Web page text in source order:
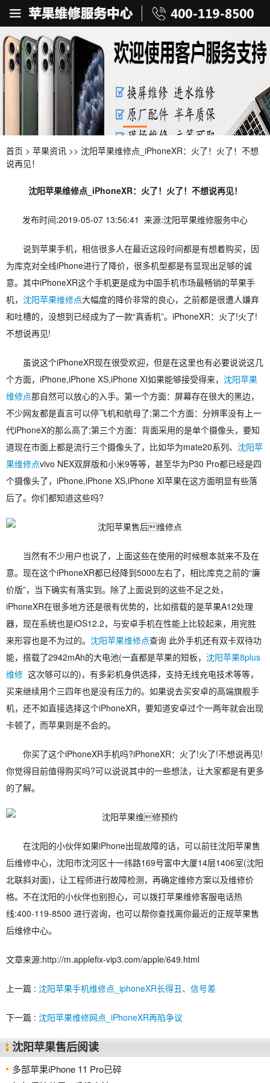
首页 > 苹果资讯 >> 沈阳苹果维修点_iPhoneXR：火了！火了！不想
说再见！
沈阳苹果维修点_iPhoneXR：火了！火了！不想说再见！
发布时间:2019-05-07 13:56:41 来源:沈阳苹果维修服务中心
说到苹果手机，相信很多人在最近这段时间都是有想着购买，因
为库克对全线iPhone进行了降价，很多机型都是有显现出足够的诚
意。其中iPhoneXR这个手机更是成为中国手机市场最畅销的苹果手
机， 沈阳苹果维修点大幅度的降价非常的良心，之前都是很遭人嫌弃
和吐槽的，没想到已经成为了一款“真香机”。iPhoneXR：火了!火了!
不想说再见!
虽说这个iPhoneXR现在很受欢迎，但是在这里也有必要说说这几
个方面，iPhone,iPhone XS,iPhone XI如果能够接受得来， 沈阳苹果
维修点那自然可以放心的入手。第一个方面：屏幕存在很大的黑边，
不少网友都是直言可以停飞机和航母了;第二个方面：分辨率没有上一
代iPhoneX的那么高了;第三个方面：背面采用的是单个摄像头，要知
道现在市面上都是流行三个摄像头了，比如华为mate20系列、 沈阳苹
果维修点vivo NEX双屏版和小米9等等，甚至华为P30 Pro都已经是四
个摄像头了，iPhone,iPhone XS,iPhone XI苹果在这方面明显有些落
后了。你们都知道这些吗?
当然有不少用户也说了，上面这些在使用的时候根本就来不及在
意。现在这个iPhoneXR都已经降到5000左右了，相比库克之前的“廉
价版”，当下确实有落实到。除了上面说到的这些不足之处，
iPhoneXR在很多地方还是很有优势的，比如搭载的是苹果A12处理
器，现在系统也是iOS12.2，与安卓手机在性能上比较起来，用完胜
来形容也是不为过的。 沈阳苹果维修点查询 此外手机还有双卡双待功
能，搭载了2942mAh的大电池(一直都是苹果的短板， 沈阳苹果8plus
维修 这次够可以的)，有多彩机身供选择，支持无线充电技术等等，
买来继续用个三四年也是没有压力的。如果说去买安卓的高端旗舰手
机，还不如直接选择这个iPhoneXR，要知道安卓过个一两年就会出现
卡顿了，而苹果则是不会的。
你买了这个iPhoneXR手机吗?iPhoneXR：火了!火了!不想说再见!
你觉得目前值得购买吗?可以说说其中的一些想法，让大家都是有更多
的了解。
在沈阳的小伙伴如果iPhone出现故障的话，可以前往沈阳苹果售
后维修中心，沈阳市沈河区十一纬路169号富中大厦14层1406室(沈阳
北联斜对面)，让工程师进行故障检测，再确定维修方案以及维修价
格。不在沈阳的小伙伴也别担心，可以拨打苹果维修客服电话热
线:400-119-8500 进行咨询，也可以帮你查找离你最近的正规苹果售
后维修中心。
文章来源:http://m.applefix-vip3.com/apple/649.html
上一篇 : 沈阳苹果手机维修点_iphoneXR长得丑、信号差
下一篇 : 沈阳苹果维修网点_iPhoneXR再陷争议
沈阳苹果售后阅读
多部苹果iPhone 11 Pro已碎